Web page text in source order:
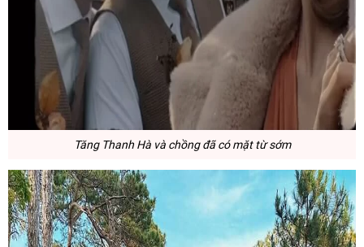
Tăng Thanh Hà và chồng đã có mặt từ sớm